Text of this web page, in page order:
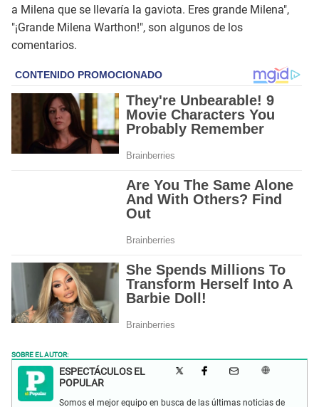
a Milena que se llevaría la gaviota. Eres grande Milena",
"¡Grande Milena Warthon!", son algunos de los
comentarios.
SOBRE EL AUTOR:
ESPECTÁCULOS EL
POPULAR
Somos el mejor equipo en busca de las últimas noticias de